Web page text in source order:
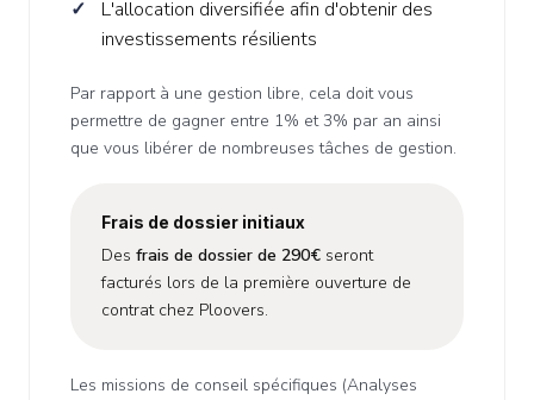
L'allocation diversifiée afin d'obtenir des
investissements résilients
Par rapport à une gestion libre, cela doit vous
permettre de gagner entre 1% et 3% par an ainsi
que vous libérer de nombreuses tâches de gestion.
Frais de dossier initiaux
Des frais de dossier de 290€ seront
facturés lors de la première ouverture de
contrat chez Ploovers.
Les missions de conseil spécifiques (Analyses